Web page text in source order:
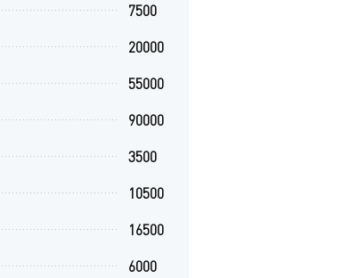
7500
20000
55000
90000
3500
10500
16500
6000